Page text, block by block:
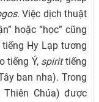
. Việc dịch thuật
hoặc “học” cũng
Hy Lạp tương
tiếng Ý, spirittiếng
ban nha). Trong
Thiên Chúa) được